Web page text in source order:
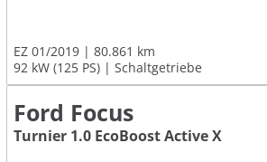
EZ 01/2019
80.861 km
92 kW (125 PS)
Schaltgetriebe
Ford Focus
Turnier 1.0 EcoBoost Active X